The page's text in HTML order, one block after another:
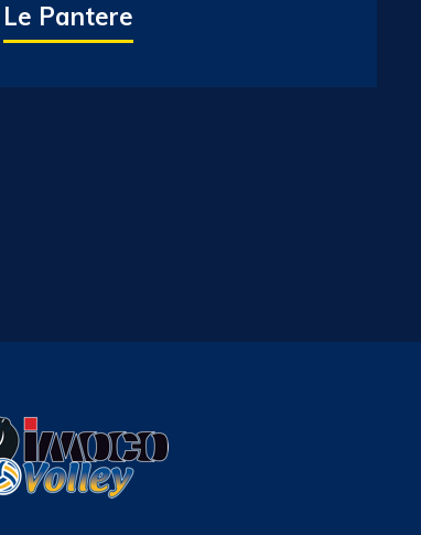
Le Pantere